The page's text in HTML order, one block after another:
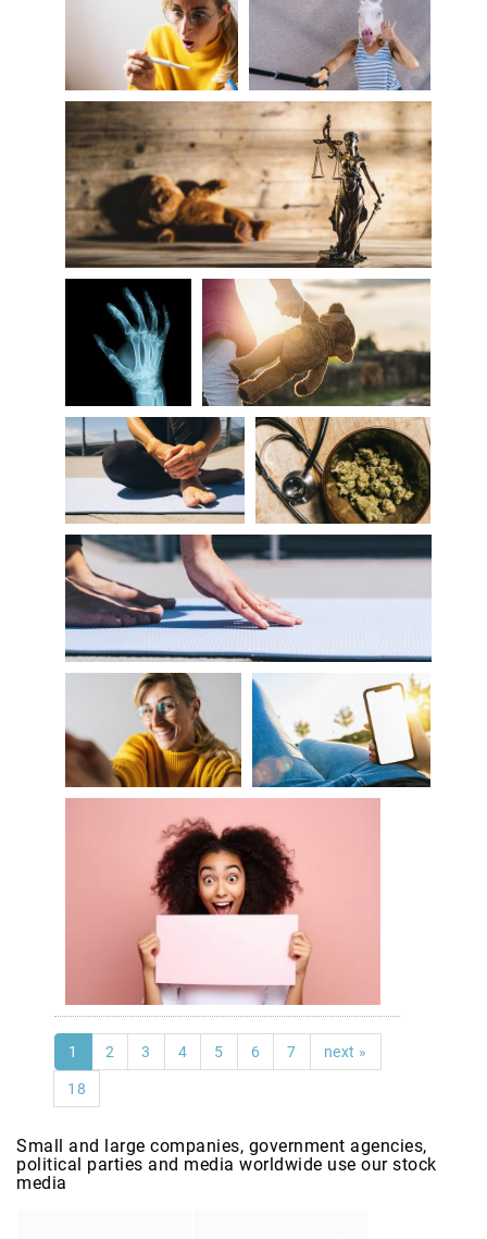
1 2 3 4 5 6 7 next »
18
Small and large companies, government agencies,
political parties and media worldwide use our stock
media